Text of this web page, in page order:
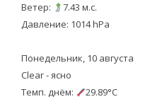
Ветер:
7.43 м.с.
Давление: 1014 hPa
Понедельник, 10 августа
Clear - ясно
Темп. днём:
29.89°C